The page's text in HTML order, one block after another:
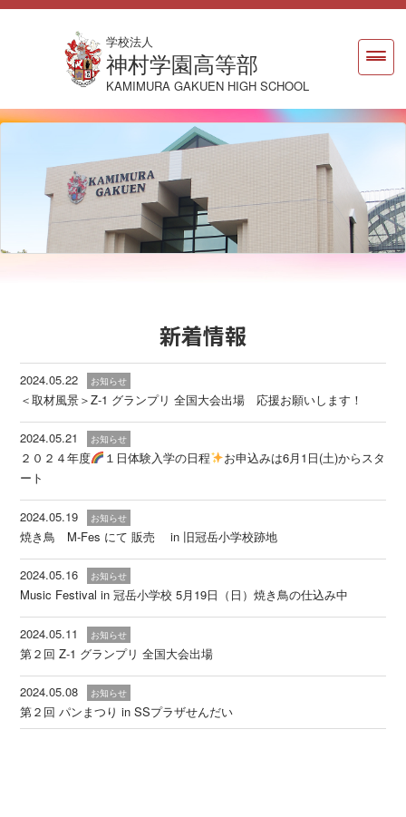
学校法人
神村学園高等部
KAMIMURA GAKUEN HIGH SCHOOL
新着情報
2024.05.22 お知らせ
＜取材風景＞Z-1 グランプリ 全国大会出場 応援お願いします！
2024.05.21 お知らせ
２０２４年度 １日体験入学の日程
お申込みは6月1日(土)からスタ
ート
2024.05.19 お知らせ
焼き鳥 M-Fes にて 販売 in 旧冠岳小学校跡地
2024.05.16 お知らせ
Music Festival in 冠岳小学校 5月19日（日）焼き鳥の仕込み中
2024.05.11 お知らせ
第２回 Z-1 グランプリ 全国大会出場
2024.05.08 お知らせ
第２回 パンまつり in SSプラザせんだい